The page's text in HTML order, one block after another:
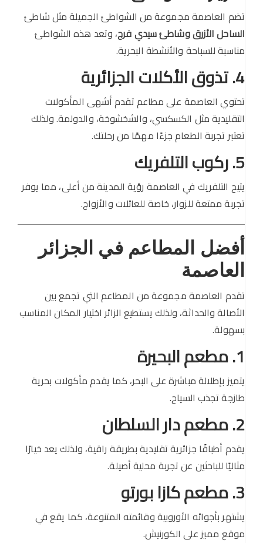
تضم العاصمة مجموعة من الشواطئ الجميلة مثل شاطئ
الساحل الأزرق وشاطئ سيدي فرج، وتعد هذه الشواطئ
مناسبة للسباحة والأنشطة البحرية.
4. تذوق الأكلات الجزائرية
تحتوي العاصمة على مطاعم تقدم أشهى المأكولات
التقليدية مثل الكسكسي، والشخشوخة، والدولمة. ولذلك
تعتبر تجربة الطعام جزءًا مهمًا من رحلتك.
5. ركوب التلفريك
يتيح التلفريك في العاصمة رؤية المدينة من أعلى، مما يوفر
تجربة ممتعة للزوار، خاصة للعائلات والأزواج.
أفضل المطاعم في الجزائر
العاصمة
تقدم العاصمة مجموعة من المطاعم التي تجمع بين
الأصالة والحداثة، ولذلك يستطيع الزائر اختيار المكان المناسب
بسهولة.
1. مطعم البحيرة
يتميز بإطلالة مباشرة على البحر، كما يقدم مأكولات بحرية
طازجة تجذب السياح.
2. مطعم دار السلطان
يقدم أطباقًا جزائرية تقليدية بطريقة راقية، ولذلك يعد خيارًا
مثاليًا للباحثين عن تجربة محلية أصيلة.
3. مطعم كازا بورتو
يشتهر بأجوائه الأوروبية وقائمته المتنوعة، كما يقع في
موقع مميز على الكورنيش.